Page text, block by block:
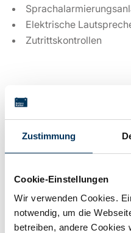
Zustimmung
Cookie-Einstellungen
Wir verwenden Cookies.
notwendig, um die
betreiben, andere Cookies
Elektrische
Zutrittskontrollen
Technische Details
Spannung:
Kapazität: 107Ah
Technologie: Blei AGM